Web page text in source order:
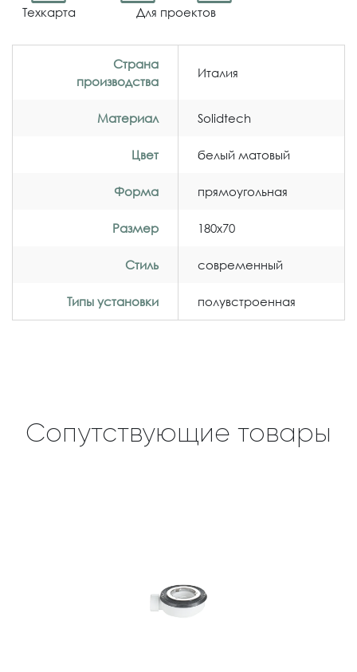
Техкарта Для проектов
Страна
производства
Италия
Материал Solidtech
Цвет белый матовый
Форма прямоугольная
Размер 180x70
Стиль современный
Типы установки полувстроенная
Сопутствующие товары